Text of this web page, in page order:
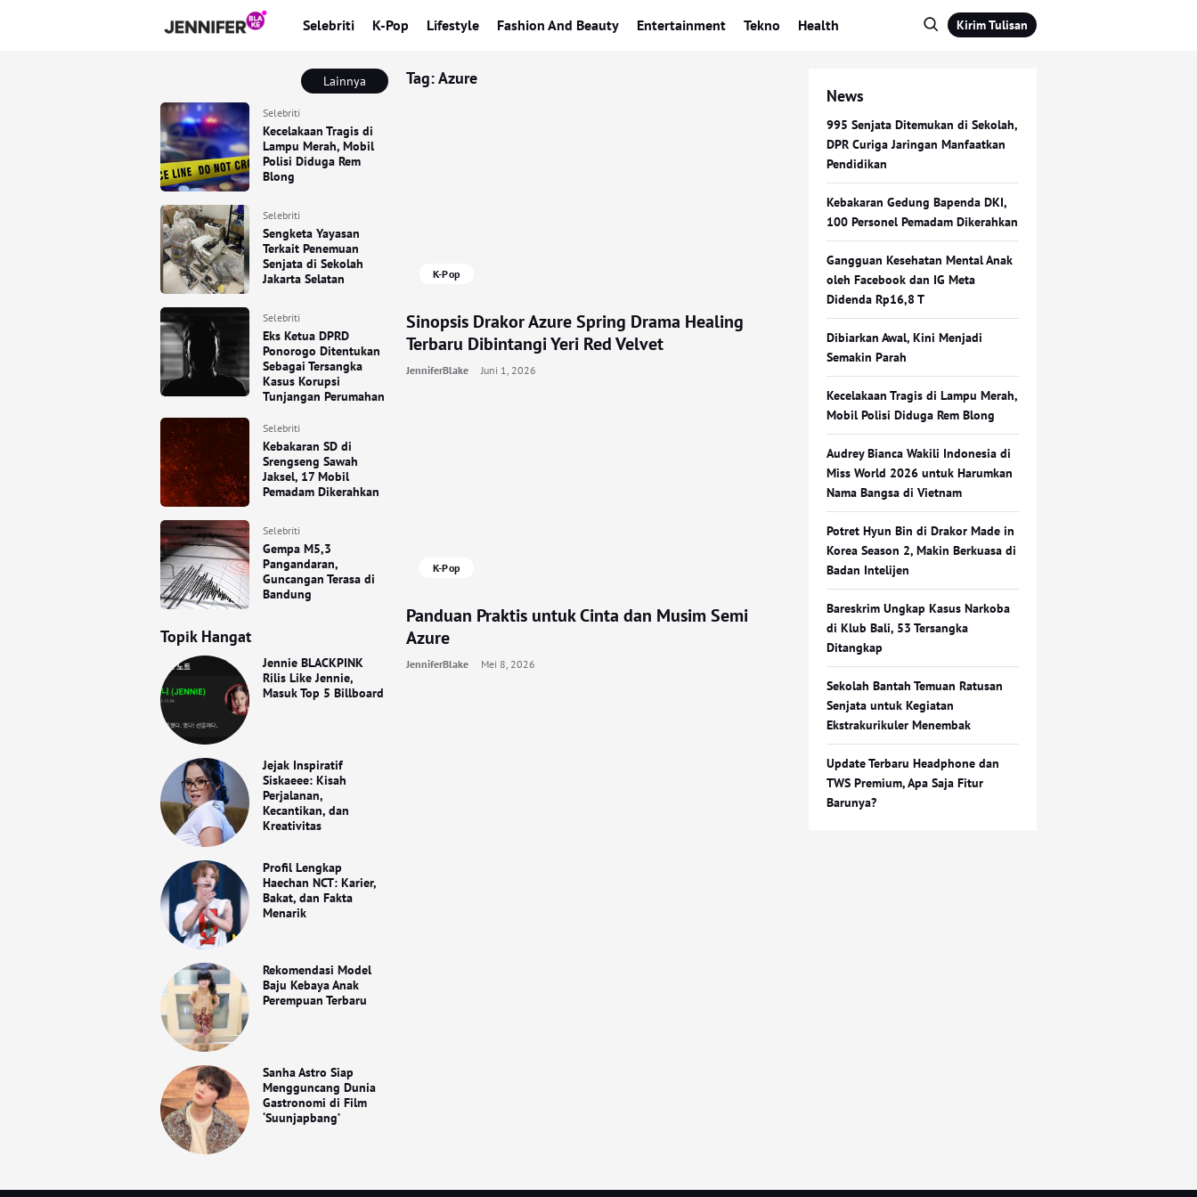
Selebriti K-Pop Lifestyle Fashion And Beauty Entertainment Tekno Health Kirim Tulisan
Lainnya
Selebriti
Kecelakaan Tragis di
Lampu Merah, Mobil
Polisi Diduga Rem
Blong
Selebriti
Sengketa Yayasan
Terkait Penemuan
Senjata di Sekolah
Jakarta Selatan
Selebriti
Eks Ketua DPRD
Ponorogo Ditentukan
Sebagai Tersangka
Kasus Korupsi
Tunjangan Perumahan
Selebriti
Kebakaran SD di
Srengseng Sawah
Jaksel, 17 Mobil
Pemadam Dikerahkan
Selebriti
Gempa M5,3
Pangandaran,
Guncangan Terasa di
Bandung
Topik Hangat
Jennie BLACKPINK
Rilis Like Jennie,
Masuk Top 5 Billboard
Jejak Inspiratif
Siskaeee: Kisah
Perjalanan,
Kecantikan, dan
Kreativitas
Profil Lengkap
Haechan NCT: Karier,
Bakat, dan Fakta
Menarik
Rekomendasi Model
Baju Kebaya Anak
Perempuan Terbaru
Sanha Astro Siap
Mengguncang Dunia
Gastronomi di Film
‘Suunjapbang’
Tag:Azure
K-Pop
Sinopsis Drakor Azure Spring Drama Healing
Terbaru Dibintangi Yeri Red Velvet
JenniferBlake Juni 1, 2026
K-Pop
Panduan Praktis untuk Cinta dan Musim Semi
Azure
JenniferBlake Mei 8, 2026
News
995 Senjata Ditemukan di Sekolah,
DPR Curiga Jaringan Manfaatkan
Pendidikan
Kebakaran Gedung Bapenda DKI,
100 Personel Pemadam Dikerahkan
Gangguan Kesehatan Mental Anak
oleh Facebook dan IG Meta
Didenda Rp16,8 T
Dibiarkan Awal, Kini Menjadi
Semakin Parah
Kecelakaan Tragis di Lampu Merah,
Mobil Polisi Diduga Rem Blong
Audrey Bianca Wakili Indonesia di
Miss World 2026 untuk Harumkan
Nama Bangsa di Vietnam
Potret Hyun Bin di Drakor Made in
Korea Season 2, Makin Berkuasa di
Badan Intelijen
Bareskrim Ungkap Kasus Narkoba
di Klub Bali, 53 Tersangka
Ditangkap
Sekolah Bantah Temuan Ratusan
Senjata untuk Kegiatan
Ekstrakurikuler Menembak
Update Terbaru Headphone dan
TWS Premium, Apa Saja Fitur
Barunya?